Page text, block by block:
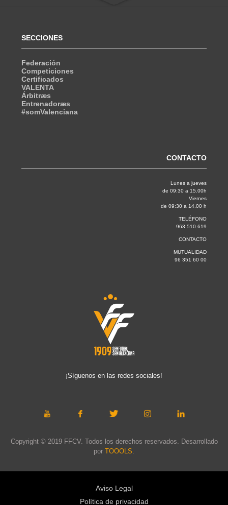
SECCIONES
Federación
Competiciones
Certificados
VALENTA
Árbitræs
Entrenadoræs
#somValenciana
CONTACTO
Lunes a jueves
de 09:30 a 15.00h
Viernes
de 09:30 a 14.00 h
TELÉFONO
963 510 619
CONTACTO
MUTUALIDAD
96 351 60 00
¡Síguenos en las redes sociales!
Copyright © 2019 FFCV. Todos los derechos reservados. Desarrollado
por TOOOLS
Aviso Legal
Política de privacidad